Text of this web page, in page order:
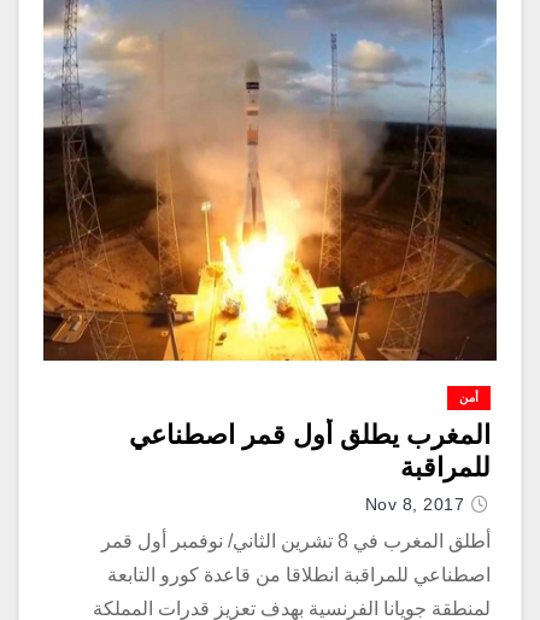
أمن
المغرب يطلق أول قمر اصطناعي
للمراقبة
Nov 8, 2017
أطلق المغرب في 8 تشرين الثاني/ نوفمبر أول قمر
اصطناعي للمراقبة انطلاقا من قاعدة كورو التابعة
لمنطقة جويانا الفرنسية بهدف تعزيز قدرات المملكة